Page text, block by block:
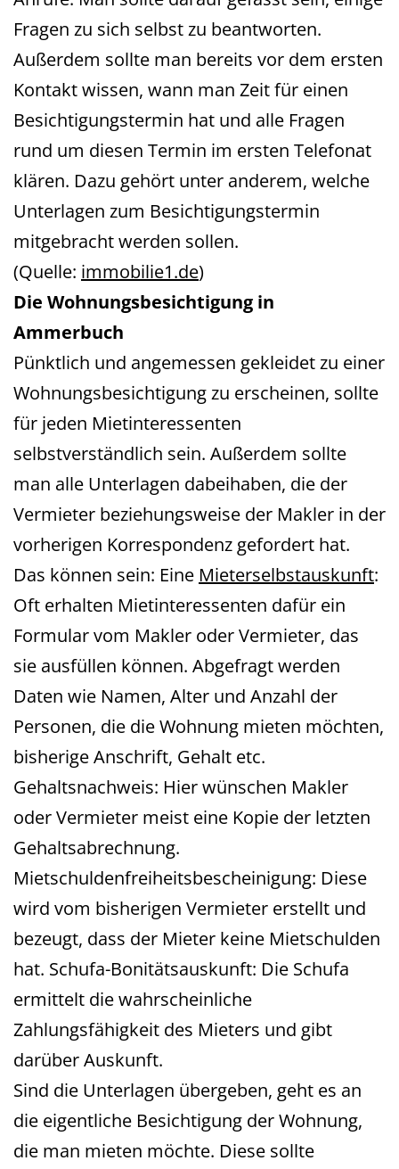
Fragen zu sich selbst zu beantworten.
Außerdem sollte man bereits vor dem ersten
Kontakt wissen, wann man Zeit für einen
Besichtigungstermin hat und alle Fragen
rund um diesen Termin im ersten Telefonat
klären. Dazu gehört unter anderem, welche
Unterlagen zum Besichtigungstermin
mitgebracht werden sollen.
(Quelle: immobilie1.de)
Die Wohnungsbesichtigung in
Ammerbuch
Pünktlich und angemessen gekleidet zu einer
Wohnungsbesichtigung zu erscheinen, sollte
für jeden Mietinteressenten
selbstverständlich sein. Außerdem sollte
man alle Unterlagen dabeihaben, die der
Vermieter beziehungsweise der Makler in der
vorherigen Korrespondenz gefordert hat.
Das können sein: Eine Mieterselbstauskunft:
Oft erhalten Mietinteressenten dafür ein
Formular vom Makler oder Vermieter, das
sie ausfüllen können. Abgefragt werden
Daten wie Namen, Alter und Anzahl der
Personen, die die Wohnung mieten möchten,
bisherige Anschrift, Gehalt etc.
Gehaltsnachweis: Hier wünschen Makler
oder Vermieter meist eine Kopie der letzten
Gehaltsabrechnung.
Mietschuldenfreiheitsbescheinigung: Diese
wird vom bisherigen Vermieter erstellt und
bezeugt, dass der Mieter keine Mietschulden
hat. Schufa-Bonitätsauskunft: Die Schufa
ermittelt die wahrscheinliche
Zahlungsfähigkeit des Mieters und gibt
darüber Auskunft.
Sind die Unterlagen übergeben, geht es an
die eigentliche Besichtigung der Wohnung,
die man mieten möchte. Diese sollte